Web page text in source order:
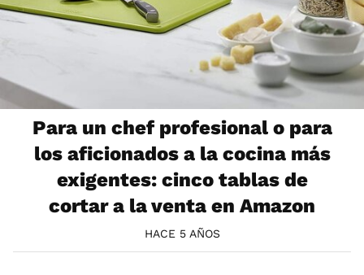
Para un chef profesional o para
los aficionados a la cocina más
exigentes: cinco tablas de
cortar a la venta en Amazon
HACE 5 AÑOS